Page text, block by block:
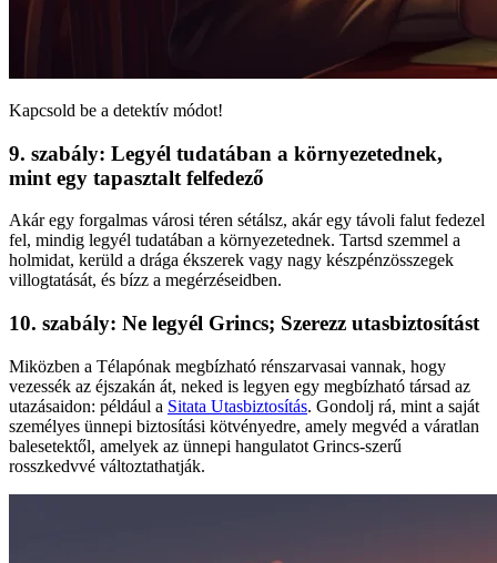
Kapcsold be a detektív módot!
9. szabály: Legyél tudatában a környezetednek,
mint egy tapasztalt felfedező
Akár egy forgalmas városi téren sétálsz, akár egy távoli falut fedezel
fel, mindig legyél tudatában a környezetednek. Tartsd szemmel a
holmidat, kerüld a drága ékszerek vagy nagy készpénzösszegek
villogtatását, és bízz a megérzéseidben.
10. szabály: Ne legyél Grincs; Szerezz utasbiztosítást
Miközben a Télapónak megbízható rénszarvasai vannak, hogy
vezessék az éjszakán át, neked is legyen egy megbízható társad az
utazásaidon: például a Sitata Utasbiztosítás. Gondolj rá, mint a saját
személyes ünnepi biztosítási kötvényedre, amely megvéd a váratlan
balesetektől, amelyek az ünnepi hangulatot Grincs-szerű
rosszkedvvé változtathatják.